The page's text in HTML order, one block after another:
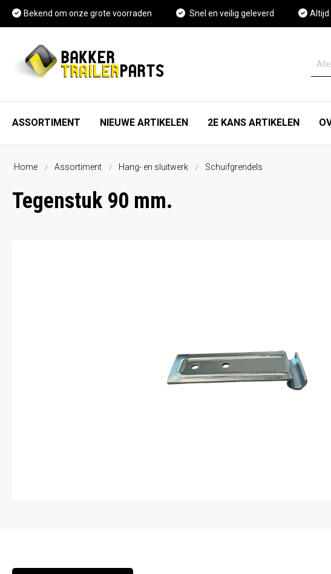
Bekend om onze grote voorraden Snel en veilig geleverd Altijd
ASSORTIMENT NIEUWE ARTIKELEN 2E KANS ARTIKELEN
As, wiel en rem onderdelen
Spatschermen
FAQ
Vacature Magazijnmedewerker
Home Assortiment Hang- en sluitwerk Schuifgrendels
Tegenstuk 90 mm.